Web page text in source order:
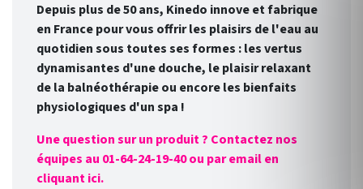
Depuis plus de 50 ans, Kinedo innove et fabrique
en France pour vous offrir les plaisirs de l'eau au
quotidien sous toutes ses formes : les vertus
dynamisantes d'une douche, le plaisir relaxant
de la balnéothérapie ou encore les bienfaits
physiologiques d'un spa !
Une question sur un produit ? Contactez nos
équipes au 01-64-24-19-40 ou par email en
cliquant ici.